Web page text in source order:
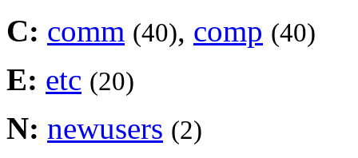
C: comm (40), comp (40)
E: etc (20)
N: newusers (2)